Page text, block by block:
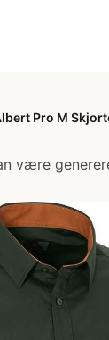
Pro M
være